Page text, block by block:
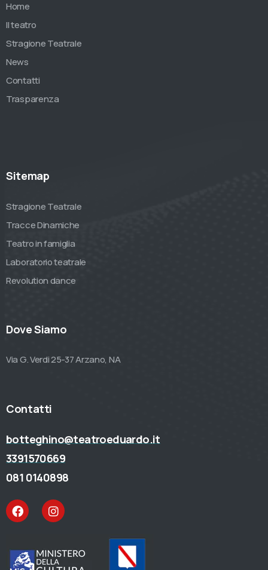
Home
Il teatro
Stragione Teatrale
News
Contatti
Trasparenza
Sitemap
Stragione Teatrale
Tracce Dinamiche
Teatro in famiglia
Laboratorio teatrale
Revolution dance
Dove Siamo
Via G. Verdi 25-37 Arzano, NA
Contatti
botteghino@teatroeduardo.it
3391570669
081 0140898